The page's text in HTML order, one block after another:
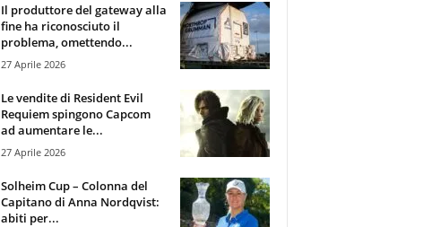
Il produttore del gateway alla
fine ha riconosciuto il
problema, omettendo...
27 Aprile 2026
Le vendite di Resident Evil
Requiem spingono Capcom
ad aumentare le...
27 Aprile 2026
Solheim Cup – Colonna del
Capitano di Anna Nordqvist:
abiti per...